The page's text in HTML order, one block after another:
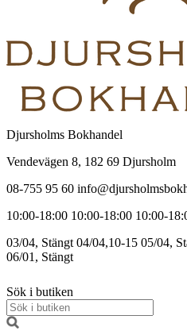
Djursholms Bokhandel
Vendevägen 8, 182 69 Djursholm
08-755 95 60
10:00-18:00 10:00-18:00 10:00-
03/04, Stängt 04/04,10-15 05/04,
06/01, Stängt
Sök i butiken